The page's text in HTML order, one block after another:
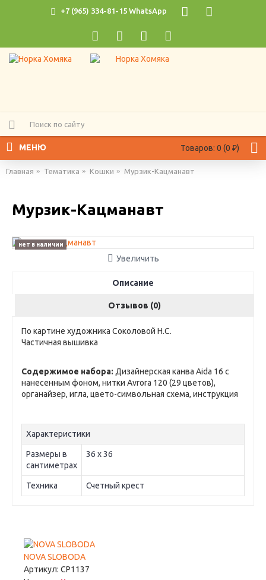
+7 (965) 334-81-15 WhatsApp
Товаров: 0 (0 ₽)
МЕНЮ
Главная Тематика Кошки Мурзик-Кацманавт
Мурзик-Кацманавт
нет в наличии
Увеличить
Описание
Отзывов (0)
По картине художника Соколовой Н.С.
Частичная вышивка
Содержимое набора: Дизайнерская канва Aida 16 с
нанесенным фоном, нитки Avrora 120 (29 цветов),
органайзер, игла, цвето-символьная схема, инструкция
Характеристики
Размеры в
сантиметрах
36 х 36
Техника Счетный крест
NOVA SLOBODA
Артикул: СР1137